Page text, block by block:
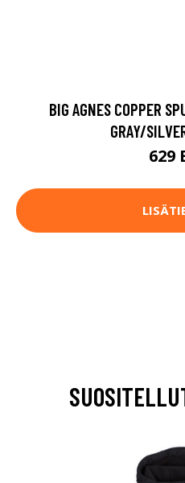
BIG AGNES COPPER
GRAY/
629